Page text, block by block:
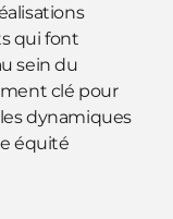
qui font
sein du
clé pour
dynamiques
équité